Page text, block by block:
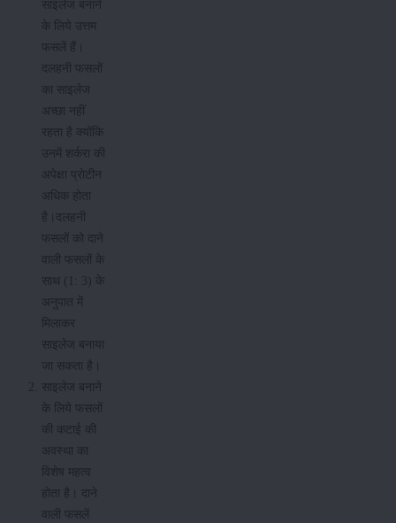
साइलेज बनाने
के लिये उत्तम
फसलें हैं।
दलहनी फसलों
का साइलेज
अच्छा नहीं
रहता है क्योंकि
उनमें शर्करा की
अपेक्षा प्रोटीन
अधिक होता
है।दलहनी
फसलों को दाने
वाली फसलों के
साथ (1: 3) के
अनुपात में
मिलाकर
साइलेज बनाया
जा सकता है।
साइलेज बनाने
के लिये फसलों
की कटाई की
अवस्था का
विशेष महत्व
होता है। दाने
वाली फसलें